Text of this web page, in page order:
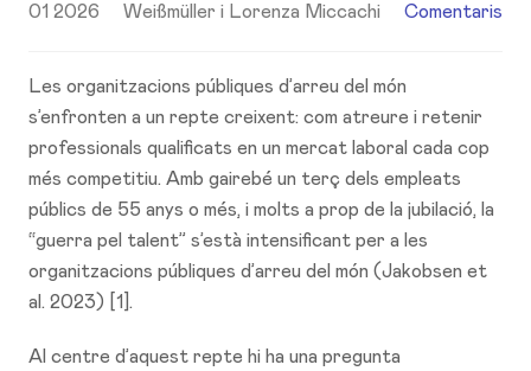
01 2026
Weißmüller i Lorenza Miccachi
Comentaris
Les organitzacions públiques d’arreu del món
s’enfronten a un repte creixent: com atreure i retenir
professionals qualificats en un mercat laboral cada cop
més competitiu. Amb gairebé un terç dels empleats
públics de 55 anys o més, i molts a prop de la jubilació, la
“guerra pel talent” s’està intensificant per a les
organitzacions públiques d’arreu del món (Jakobsen et
al. 2023) [1].
Al centre d’aquest repte hi ha una pregunta